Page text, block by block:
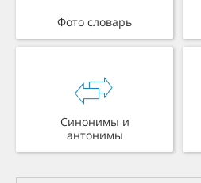
Фото словарь
Синонимы и
антонимы